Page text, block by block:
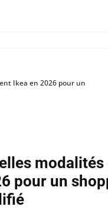
Ikea en 2026 pour un
modalités
pour un